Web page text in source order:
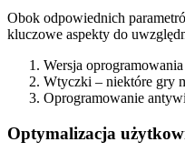
Obok odpowiednich
kluczowe aspekty do
Wersja
Wtyczki – niektóre gry
Oprogramowanie
Optymalizacja